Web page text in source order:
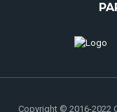
Copyright © 2016-2022